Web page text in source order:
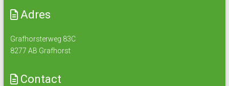
Adres
Grafhorsterweg 83C
8277 AB Grafhorst
Contact